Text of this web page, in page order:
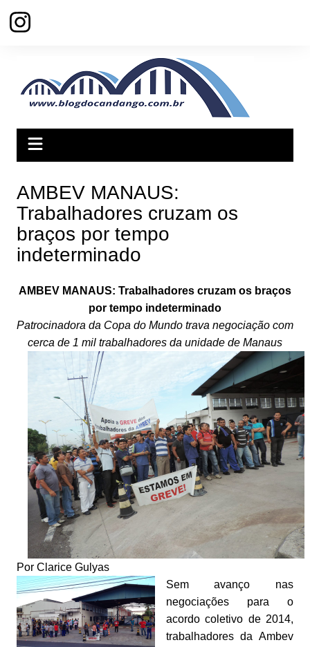
para
AMBEV MANAUS:
Trabalhadores cruzam os
braços por tempo
indeterminado
AMBEV MANAUS: Trabalhadores cruzam os braços
por tempo indeterminado
Patrocinadora da Copa do Mundo trava negociação com
cerca de 1 mil trabalhadores da unidade de Manaus
Por Clarice Gulyas
Sem avanço nas
negociações para o
acordo coletivo de 2014,
trabalhadores da Ambev